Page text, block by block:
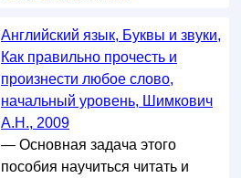
Английский язык, Буквы и звуки,
Как правильно прочесть и
произнести любое слово,
начальный уровень, Шимкович
А.Н., 2009
— Основная задача этого
пособия научиться читать и